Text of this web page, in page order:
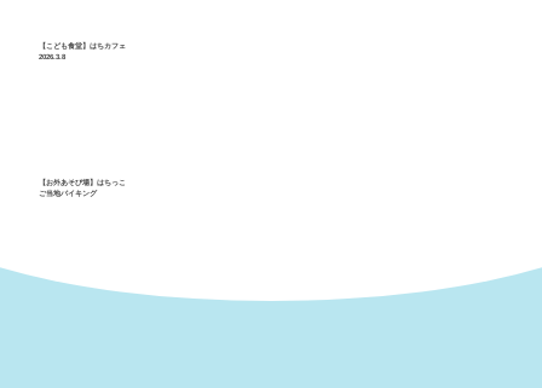
【こども食堂】はちカフェ
2026.3.8
【お外あそび場】はちっこ
ご当地バイキング